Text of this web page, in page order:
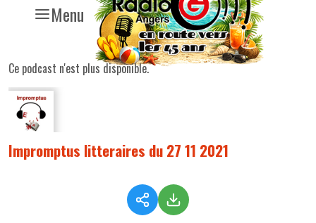
Menu
Ce podcast n'est plus disponible.
Impromptus litteraires du 27 11 2021